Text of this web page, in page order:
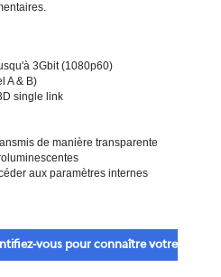
3Gbit (1080p60)
A & B)
single link
de manière transparente
aux paramètres internes
vous pour connaître votre